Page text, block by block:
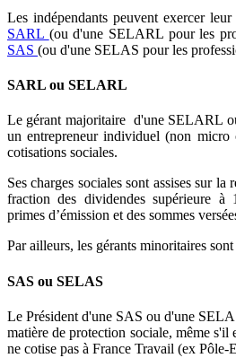
Les indépendants peuvent exercer
SARL (ou d'une SELARL pour les
SAS (ou d'une SELAS pour les
SARL ou SELARL
Le gérant majoritaire d'une SELARL
un entrepreneur individuel (non micro
cotisations sociales.
Ses charges sociales sont assises sur la
fraction des dividendes supérieure
primes d’émission et des sommes
Par ailleurs, les gérants minoritaires sont
SAS ou SELAS
Le Président d'une SAS ou d'une
matière de protection sociale, même s'il
ne cotise pas à France Travail (ex Pôle-